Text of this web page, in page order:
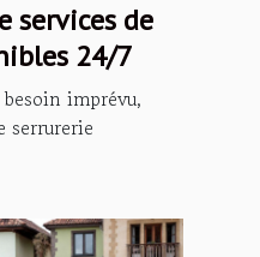
services de
24/7
besoin imprévu,
serrurerie